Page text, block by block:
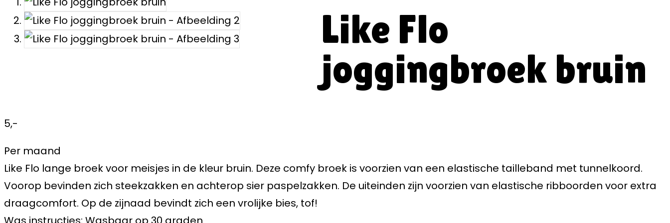
Like Flo
joggingbroek bruin
5,-
Per maand
Like Flo lange broek voor meisjes in de kleur bruin. Deze comfy broek is voorzien van een elastische tailleband met tunnelkoord.
Voorop bevinden zich steekzakken en achterop sier paspelzakken. De uiteinden zijn voorzien van elastische ribboorden voor extra
draagcomfort. Op de zijnaad bevindt zich een vrolijke bies, tof!